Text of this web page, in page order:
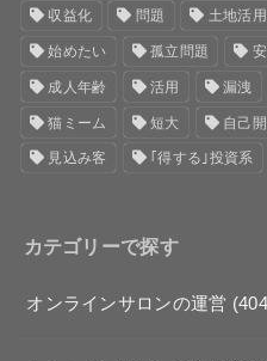
収益化 問題 土地活用
始めたい 孤立問題
成人年齢 活用 漏洩
猫ミーム 短大 自己
見込み客 ｢得する｣投資系
カテゴリーで探す
オンラインサロンの運営